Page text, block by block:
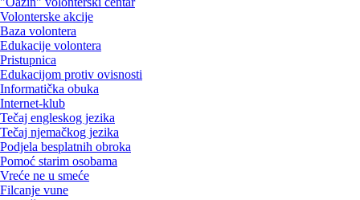
Volonterske akcije
Baza volontera
Edukacije volontera
Pristupnica
Edukacijom protiv ovisnosti
Informatička obuka
Internet-klub
Tečaj engleskog jezika
Tečaj njemačkog jezika
Podjela besplatnih obroka
Pomoć starim osobama
Vreće ne u smeće
Filcanje vune